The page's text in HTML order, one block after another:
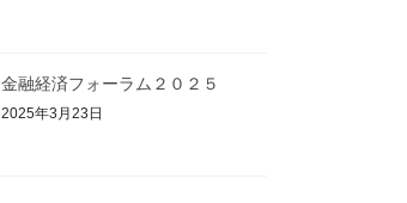
金融経済フォーラム２０２５
2025年3月23日